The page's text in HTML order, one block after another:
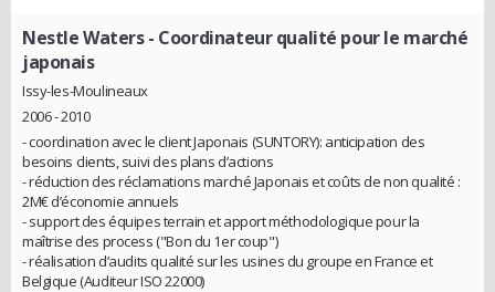
Nestle Waters- Coordinateur qualité pour le marché
japonais
Issy-les-Moulineaux
2006 - 2010
- coordination avec le client Japonais (SUNTORY): anticipation des
besoins clients, suivi des plans d’actions
- réduction des réclamations marché Japonais et coûts de non qualité :
2M€ d’économie annuels
- support des équipes terrain et apport méthodologique pour la
maîtrise des process ("Bon du 1er coup")
- réalisation d’audits qualité sur les usines du groupe en France et
Belgique (Auditeur ISO 22000)